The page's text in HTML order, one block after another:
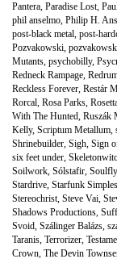
Pantera, Paradise Lost,
phil anselmo, Philip H.
post-black metal, post-
Pozvakowski,
Mutants, psychobilly,
Redneck Rampage,
Reckless Forever, Restár
Rorcal, Rosa Parks,
With The Hunted, Ruszák
Kelly, Scriptum Metallum,
Shrinebuilder, Sigh, Sign
six feet under,
Soilwork, Sólstafir, Soulfly
Stardrive, Starfunk Simples
Stereochrist, Steve Vai,
Shadows Productions,
Svoid, Szálinger Balázs,
Taranis, Terrorizer,
Crown, The Devin